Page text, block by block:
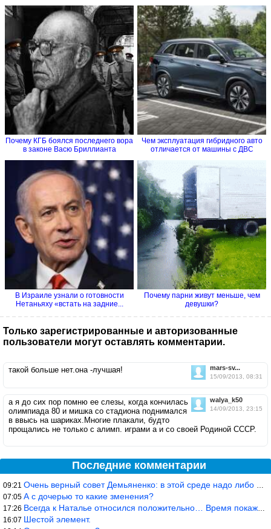
Почему КГБ боялся последнего вора
в законе Васю Бриллианта
Чем эксплуатация гибридного авто
отличается от машины с ДВС
В Израиле узнали о готовности
Нетаньяху «встать на задние...
Почему парни живут меньше, чем
девушки?
Только зарегистрированные и авторизованные
пользователи могут оставлять комментарии.
mars-sv...
15/09/2013, 08:31
такой больше нет.она -лучшая!
walya_k50
14/09/2013, 23:15
а я до сих пор помню ее слезы, когда кончилась
олимпиада 80 и мишка со стадиона поднимался
в ввысь на шариках.Многие плакали, будто
прощались не только с алимп. играми а и со своей Родиной СССР.
Последние комментарии
09:21 Очень верный совет Демьяненко: в этой среде надо либо иметь зубы
07:05 А с дочерью то какие зменения?
17:26 Всегда к Наталье относился положительно… Время покажет, что буде
16:07 Шестой элемент.